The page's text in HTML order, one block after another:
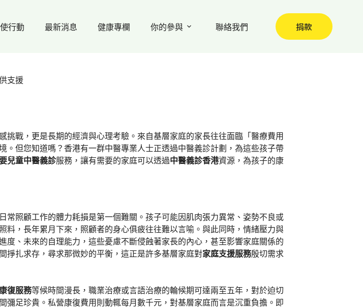
行動 最新消息 健康專欄 你的參與 聯絡我們 捐款
支援
挑戰，更是長期的經濟與心理考驗。來自基層家庭的家長往往面臨「醫療費用
。但您知道嗎？香港有一群中醫專業人士正透過中醫義診計劃，為這些孩子帶
兒童中醫義診服務，讓有需要的家庭可以透過中醫義診香港資源，為孩子的康
常照顧工作的體力耗損是第一個難關。孩子可能因肌肉張力異常、姿勢不良或
料，長年累月下來，照顧者的身心俱疲往往難以言喻。與此同時，情緒壓力與
度、未來的自理能力，這些憂慮不斷侵蝕著家長的內心，甚至影響家庭關係的
掙扎求存，尋求那微妙的平衡，這正是許多基層家庭對家庭支援服務殷切需求
復服務等候時間漫長，職業治療或言語治療的輪候期可達兩至五年，對於迫切
彌足珍貴。私營康復費用則動輒每月數千元，對基層家庭而言是沉重負擔。即